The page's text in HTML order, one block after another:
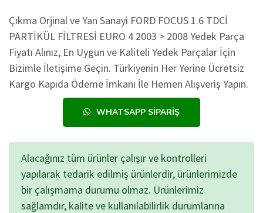
Çıkma Orjinal ve Yan Sanayi FORD FOCUS 1.6 TDCİ
PARTİKÜL FİLTRESİ EURO 4 2003 > 2008 Yedek Parça
Fiyatı Alınız, En Uygun ve Kaliteli Yedek Parçalar İçin
Bizimle İletişime Geçin. Türkiyenin Her Yerine Ücretsiz
Kargo Kapıda Ödeme İmkanı İle Hemen Alışveriş Yapın.
WHATSAPP SIPARIŞ
Alacağınız tüm ürünler çalışır ve kontrolleri
yapılarak tedarik edilmiş ürünlerdir, ürünlerimizde
bir çalışmama durumu olmaz. Ürünlerimiz
sağlamdır, kalite ve kullanılabilirlik durumlarına